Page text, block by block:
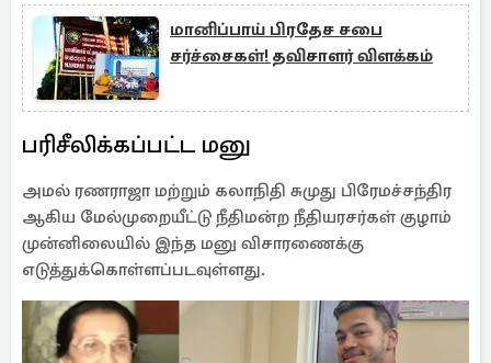
மானிப்பாய் பிரதேச சபை
சர்ச்சைகள்! தவிசாளர் விளக்கம்
பரிசீலிக்கப்பட்ட மனு
அமல் ரணராஜா மற்றும் கலாநிதி சுமுது பிரேமச்சந்திர
ஆகிய மேல்முறையீட்டு நீதிமன்ற நீதியரசர்கள் குழாம்
முன்னிலையில் இந்த மனு விசாரணைக்கு
எடுத்துக்கொள்ளப்படவுள்ளது.